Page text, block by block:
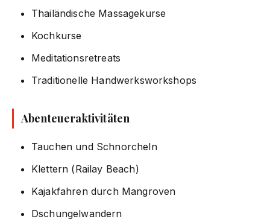
Thailändische Massagekurse
Kochkurse
Meditationsretreats
Traditionelle Handwerksworkshops
Abenteueraktivitäten
Tauchen und Schnorcheln
Klettern (Railay Beach)
Kajakfahren durch Mangroven
Dschungelwandern